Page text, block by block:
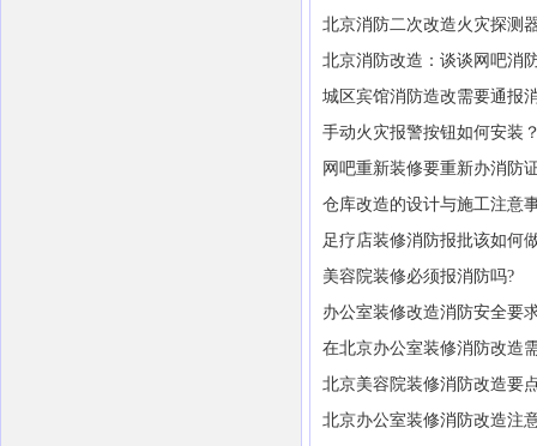
北京消防二次改造火灾探测
北京消防改造：谈谈网吧消
城区宾馆消防造改需要通报
手动火灾报警按钮如何安装
网吧重新装修要重新办消防
仓库改造的设计与施工注意
足疗店装修消防报批该如何
美容院装修必须报消防吗?
办公室装修改造消防安全要
在北京办公室装修消防改造
北京美容院装修消防改造要
北京办公室装修消防改造注